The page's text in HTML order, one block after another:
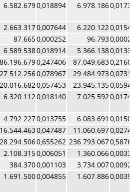
6.582.6790,018894 6.978.186
2.663.3170,007644 6.220.122
87.6650,000252 96.793
6.589.5380,018914 5.366.138
86.196.6790,247406 87.049.683
27.512.2560,078967 29.484.973
20.016.6820,057453 23.945.135
6.320.1120,018140 7.025.592
4.792.2270,013755 6.083.691
16.544.4630,047487 11.060.697
0,655262 236.793.067
2.108.3150,006051 1.360.066
384.3700,001103 3.734.007
1.691.5000,004855 1.607.886